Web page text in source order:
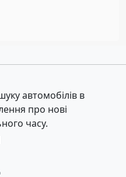
автомобілів в
про нові
часу.